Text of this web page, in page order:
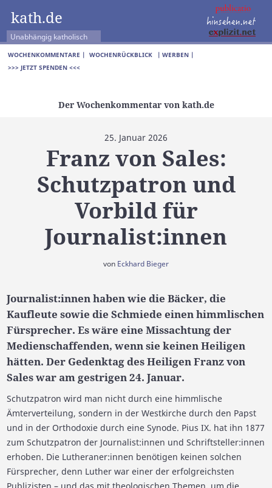
kath.de
Unabhängig katholisch
WOCHENKOMMENTARE | WOCHENRÜCKBLICK
| WERBEN |
>>> JETZT SPENDEN <<<
Der Wochenkommentar von kath.de
25. Januar 2026
Franz von Sales:
Schutzpatron und
Vorbild für
Journalist:innen
von Eckhard Bieger
Journalist:innen haben wie die Bäcker, die
Kaufleute sowie die Schmiede einen himmlischen
Fürsprecher. Es wäre eine Missachtung der
Medienschaffenden, wenn sie keinen Heiligen
hätten. Der Gedenktag des Heiligen Franz von
Sales war am gestrigen 24. Januar.
Schutzpatron wird man nicht durch eine himmlische
Ämterverteilung, sondern in der Westkirche durch den Papst
und in der Orthodoxie durch eine Synode. Pius IX. hat ihn 1877
zum Schutzpatron der Journalist:innen und Schriftsteller:innen
erhoben. Die Lutheraner:innen benötigen keinen solchen
Fürsprecher, denn Luther war einer der erfolgreichsten